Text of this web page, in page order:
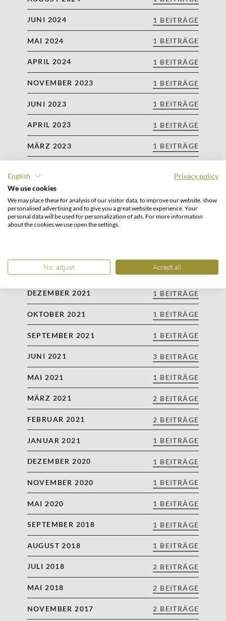
JUNI 2024 1 BEITRÄGE
MAI 2024 1 BEITRÄGE
APRIL 2024 1 BEITRÄGE
NOVEMBER 2023 1 BEITRÄGE
JUNI 2023 1 BEITRÄGE
APRIL 2023 1 BEITRÄGE
MÄRZ 2023 1 BEITRÄGE
OKTOBER 2022
SEPTEMBER 2022 1 BEITRÄGE
JANUAR 2022 1 BEITRÄGE
DEZEMBER 2021 1 BEITRÄGE
OKTOBER 2021 1 BEITRÄGE
SEPTEMBER 2021 1 BEITRÄGE
JUNI 2021 3 BEITRÄGE
MAI 2021 1 BEITRÄGE
MÄRZ 2021 2 BEITRÄGE
FEBRUAR 2021 2 BEITRÄGE
JANUAR 2021 1 BEITRÄGE
DEZEMBER 2020 1 BEITRÄGE
NOVEMBER 2020 1 BEITRÄGE
MAI 2020 1 BEITRÄGE
SEPTEMBER 2018 1 BEITRÄGE
AUGUST 2018 1 BEITRÄGE
JULI 2018 2 BEITRÄGE
MAI 2018 2 BEITRÄGE
NOVEMBER 2017 2 BEITRÄGE
English
Privacy policy
We use cookies
We may place these for analysis of our visitor data, to improve our website, show
personalised advertising and to give you a great website experience. Your
personal data will be used for personalization of ads. For more information
about the cookies we use open the settings.
No, adjust Accept all